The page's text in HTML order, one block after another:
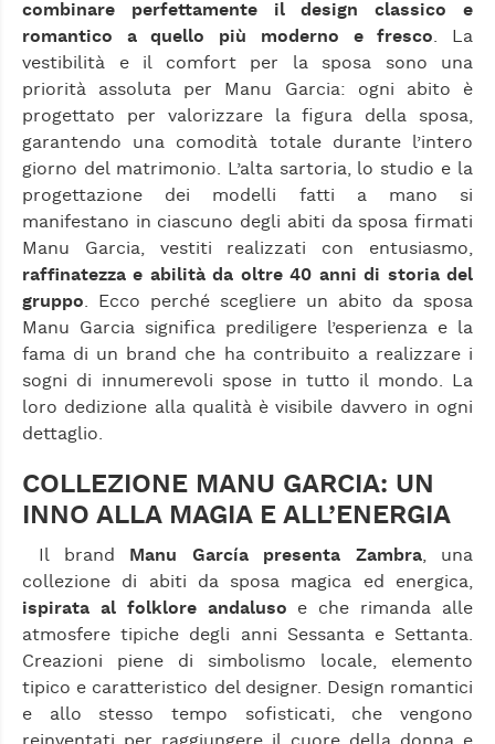
combinare perfettamente il design classico e
romantico a quello più moderno e fresco . La
vestibilità e il comfort per la sposa sono una
priorità assoluta per Manu Garcia: ogni abito è
progettato per valorizzare la figura della sposa,
garantendo una comodità totale durante l’intero
giorno del matrimonio. L’alta sartoria, lo studio e la
progettazione dei modelli fatti a mano si
manifestano in ciascuno degli abiti da sposa firmati
Manu Garcia, vestiti realizzati con entusiasmo,
raffinatezza e abilità da oltre 40 anni di storia del
gruppo . Ecco perché scegliere un abito da sposa
Manu Garcia significa prediligere l’esperienza e la
fama di un brand che ha contribuito a realizzare i
sogni di innumerevoli spose in tutto il mondo. La
loro dedizione alla qualità è visibile davvero in ogni
dettaglio.
COLLEZIONE MANU GARCIA: UN
INNO ALLA MAGIA E ALL’ENERGIA
Il brand Manu García presenta Zambra, una
collezione di abiti da sposa magica ed energica,
ispirata al folklore andaluso e che rimanda alle
atmosfere tipiche degli anni Sessanta e Settanta.
Creazioni piene di simbolismo locale, elemento
tipico e caratteristico del designer. Design romantici
e allo stesso tempo sofisticati, che vengono